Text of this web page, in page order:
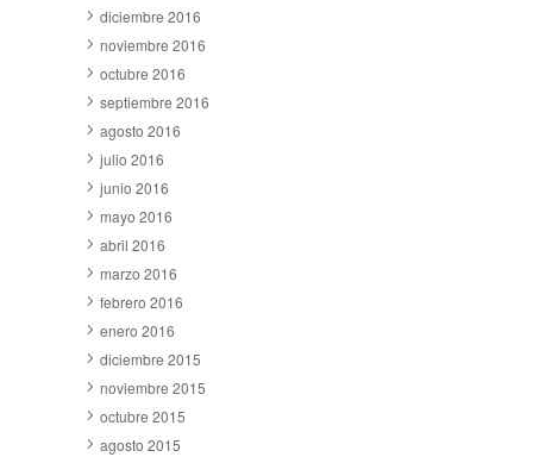
diciembre 2016
noviembre 2016
octubre 2016
septiembre 2016
agosto 2016
julio 2016
junio 2016
mayo 2016
abril 2016
marzo 2016
febrero 2016
enero 2016
diciembre 2015
noviembre 2015
octubre 2015
agosto 2015